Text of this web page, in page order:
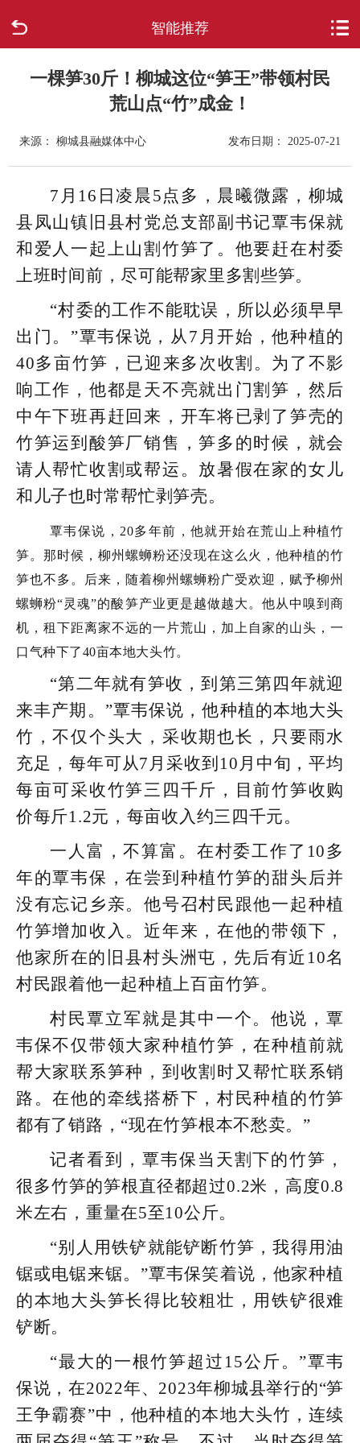
智能推荐
走进柳城
政府信息公开
网上办事
互动回应
一棵笋30斤！柳城这位“笋王”带领村民
荒山点“竹”成金！
来源： 柳城县融媒体中心 发布日期： 2025-07-21
7月16日凌晨5点多，晨曦微露，柳城
县凤山镇旧县村党总支部副书记覃韦保就
和爱人一起上山割竹笋了。他要赶在村委
上班时间前，尽可能帮家里多割些笋。
“村委的工作不能耽误，所以必须早早
出门。”覃韦保说，从7月开始，他种植的
40多亩竹笋，已迎来多次收割。为了不影
响工作，他都是天不亮就出门割笋，然后
中午下班再赶回来，开车将已剥了笋壳的
竹笋运到酸笋厂销售，笋多的时候，就会
请人帮忙收割或帮运。放暑假在家的女儿
和儿子也时常帮忙剥笋壳。
覃韦保说，20多年前，他就开始在荒山上种植竹
笋。那时候，柳州螺蛳粉还没现在这么火，他种植的竹
笋也不多。后来，随着柳州螺蛳粉广受欢迎，赋予柳州
螺蛳粉“灵魂”的酸笋产业更是越做越大。他从中嗅到商
机，租下距离家不远的一片荒山，加上自家的山头，一
口气种下了40亩本地大头竹。
“第二年就有笋收，到第三第四年就迎
来丰产期。”覃韦保说，他种植的本地大头
竹，不仅个头大，采收期也长，只要雨水
充足， 每年可从7月采收到10月中旬，平均
每亩可采收竹笋三四千斤，目前竹笋收购
价每斤1.2元，每亩收入约三四千元。
一人富，不算富。在村委工作了10多
年的覃韦保，在尝到种植竹笋的甜头后并
没有忘记乡亲。他号召村民跟他一起种植
竹笋增加收入。近年来，在他的带领下，
他家所在的旧县村头洲屯，先后有近10名
村民跟着他一起种植上百亩竹笋。
村民覃立军就是其中一个。他说，覃
韦保不仅带领大家种植竹笋，在种植前就
帮大家联系笋种，到收割时又帮忙联系销
路。在他的牵线搭桥下，村民种植的竹笋
都有了销路，“现在竹笋根本不愁卖。”
记者看到，覃韦保当天割下的竹笋，
很多竹笋的笋根直径都超过0.2米，高度0.8
米左右，重量在5至10公斤。
“别人用铁铲就能铲断竹笋，我得用油
锯或电锯来锯。”覃韦保笑着说，他家种植
的本地大头笋长得比较粗壮，用铁铲很难
铲断。
“最大的一根竹笋超过15公斤。”覃韦
保说，在2022年、2023年柳城县举行的“笋
王争霸赛”中， 他种植的本地大头竹，连续